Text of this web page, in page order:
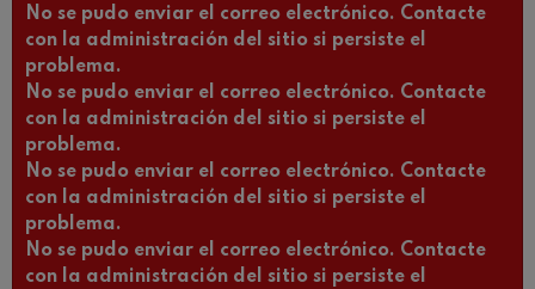
No se pudo enviar el correo electrónico. Contacte
con la administración del sitio si persiste el
problema.
No se pudo enviar el correo electrónico. Contacte
con la administración del sitio si persiste el
problema.
No se pudo enviar el correo electrónico. Contacte
con la administración del sitio si persiste el
problema.
No se pudo enviar el correo electrónico. Contacte
con la administración del sitio si persiste el